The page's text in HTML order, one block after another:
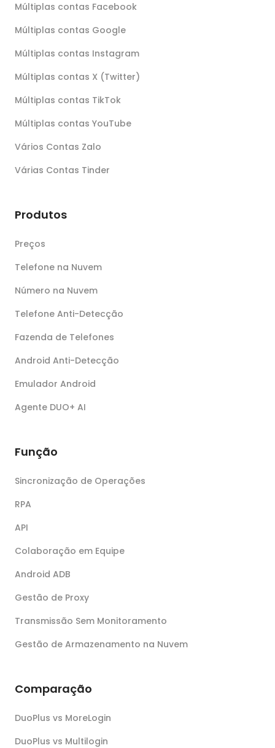
Múltiplas contas Facebook
Múltiplas contas Google
Múltiplas contas Instagram
Múltiplas contas X (Twitter)
Múltiplas contas TikTok
Múltiplas contas YouTube
Vários Contas Zalo
Várias Contas Tinder
Produtos
Preços
Telefone na Nuvem
Número na Nuvem
Telefone Anti-Detecção
Fazenda de Telefones
Android Anti-Detecção
Emulador Android
Agente DUO+ AI
Função
Sincronização de Operações
RPA
API
Colaboração em Equipe
Android ADB
Gestão de Proxy
Transmissão Sem Monitoramento
Gestão de Armazenamento na Nuvem
Comparação
DuoPlus vs MoreLogin
DuoPlus vs Multilogin